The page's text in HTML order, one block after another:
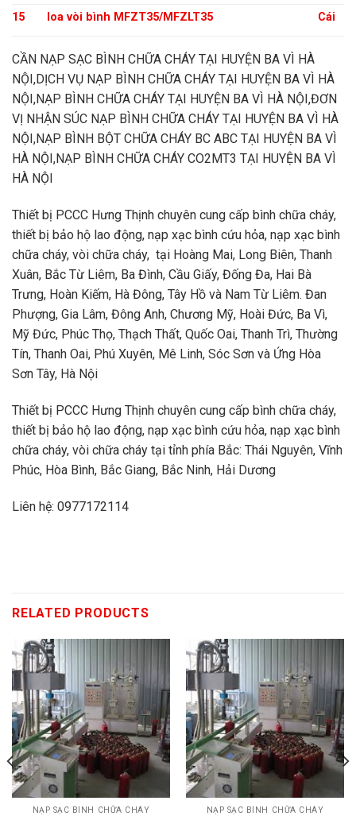
15 loa vòi bình MFZT35/MFZLT35 Cái
CẦN NẠP SẠC BÌNH CHỮA CHÁY TẠI HUYỆN BA VÌ HÀ
NỘI,DỊCH VỤ NẠP BÌNH CHỮA CHÁY TẠI HUYỆN BA VÌ HÀ
NỘI,NẠP BÌNH CHỮA CHÁY TẠI HUYỆN BA VÌ HÀ NỘI,ĐƠN
VỊ NHẬN SÚC NẠP BÌNH CHỮA CHÁY TẠI HUYỆN BA VÌ HÀ
NỘI,NẠP BÌNH BỘT CHỮA CHÁY BC ABC TẠI HUYỆN BA VÌ
HÀ NỘI,NẠP BÌNH CHỮA CHÁY CO2MT3 TẠI HUYỆN BA VÌ
HÀ NỘI
Thiết bị PCCC Hưng Thịnh chuyên cung cấp bình chữa cháy,
thiết bị bảo hộ lao động, nạp xạc bình cứu hỏa, nạp xạc bình
chữa cháy, vòi chữa cháy, tại Hoàng Mai, Long Biên, Thanh
Xuân, Bắc Từ Liêm, Ba Đình, Cầu Giấy, Đống Đa, Hai Bà
Trưng, Hoàn Kiếm, Hà Đông, Tây Hồ và Nam Từ Liêm. Đan
Phượng, Gia Lâm, Đông Anh, Chương Mỹ, Hoài Đức, Ba Vì,
Mỹ Đức, Phúc Thọ, Thạch Thất, Quốc Oai, Thanh Trì, Thường
Tín, Thanh Oai, Phú Xuyên, Mê Linh, Sóc Sơn và Ứng Hòa
Sơn Tây, Hà Nội
Thiết bị PCCC Hưng Thịnh chuyên cung cấp bình chữa cháy,
thiết bị bảo hộ lao động, nạp xạc bình cứu hỏa, nạp xạc bình
chữa cháy, vòi chữa cháy tại tỉnh phía Bắc: Thái Nguyên, Vĩnh
Phúc, Hòa Bình, Bắc Giang, Bắc Ninh, Hải Dương
Liên hệ: 0977172114
RELATED PRODUCTS
NẠP SẠC BÌNH CHỮA CHÁY NẠP SẠC BÌNH CHỮA CHÁY